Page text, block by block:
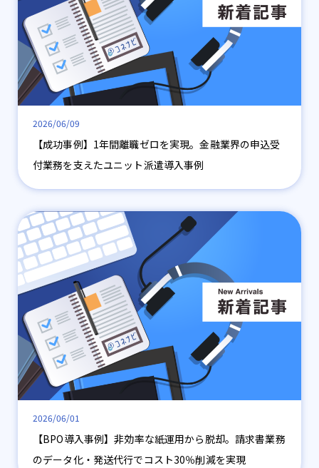
2026/06/09
【成功事例】1年間離職ゼロを実現。金融業界の申込受
付業務を支えたユニット派遣導入事例
2026/06/01
【BPO導入事例】非効率な紙運用から脱却。請求書業務
のデータ化・発送代行でコスト30％削減を実現